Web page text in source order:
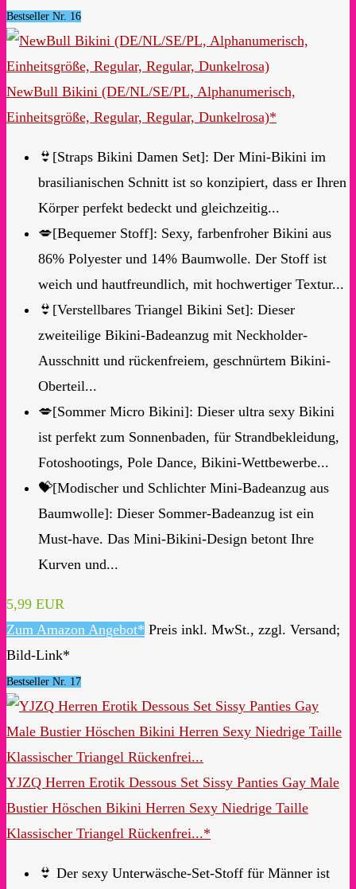
Bestseller Nr. 16
NewBull Bikini (DE/NL/SE/PL, Alphanumerisch,
Einheitsgröße, Regular, Regular, Dunkelrosa)*
👙[Straps Bikini Damen Set]: Der Mini-Bikini im
brasilianischen Schnitt ist so konzipiert, dass er Ihren
Körper perfekt bedeckt und gleichzeitig...
💋[Bequemer Stoff]: Sexy, farbenfroher Bikini aus
86% Polyester und 14% Baumwolle. Der Stoff ist
weich und hautfreundlich, mit hochwertiger Textur...
👙[Verstellbares Triangel Bikini Set]: Dieser
zweiteilige Bikini-Badeanzug mit Neckholder-
Ausschnitt und rückenfreiem, geschnürtem Bikini-
Oberteil...
💋[Sommer Micro Bikini]: Dieser ultra sexy Bikini
ist perfekt zum Sonnenbaden, für Strandbekleidung,
Fotoshootings, Pole Dance, Bikini-Wettbewerbe...
💝[Modischer und Schlichter Mini-Badeanzug aus
Baumwolle]: Dieser Sommer-Badeanzug ist ein
Must-have. Das Mini-Bikini-Design betont Ihre
Kurven und...
5,99 EUR
Zum Amazon Angebot* Preis inkl. MwSt., zzgl. Versand;
Bild-Link*
Bestseller Nr. 17
YJZQ Herren Erotik Dessous Set Sissy Panties Gay Male
Bustier Höschen Bikini Herren Sexy Niedrige Taille
Klassischer Triangel Rückenfrei...*
👙 Der sexy Unterwäsche-Set-Stoff für Männer ist